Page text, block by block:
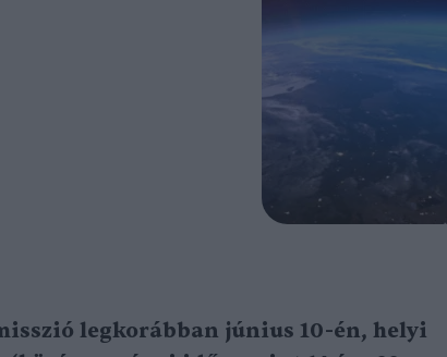
legkorábban június 10-én, helyi